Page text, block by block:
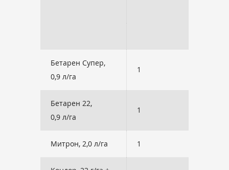
Бетарен Супер,
0,9 л/га
1
Бетарен 22,
0,9 л/га
1
Митрон, 2,0 л/га 1